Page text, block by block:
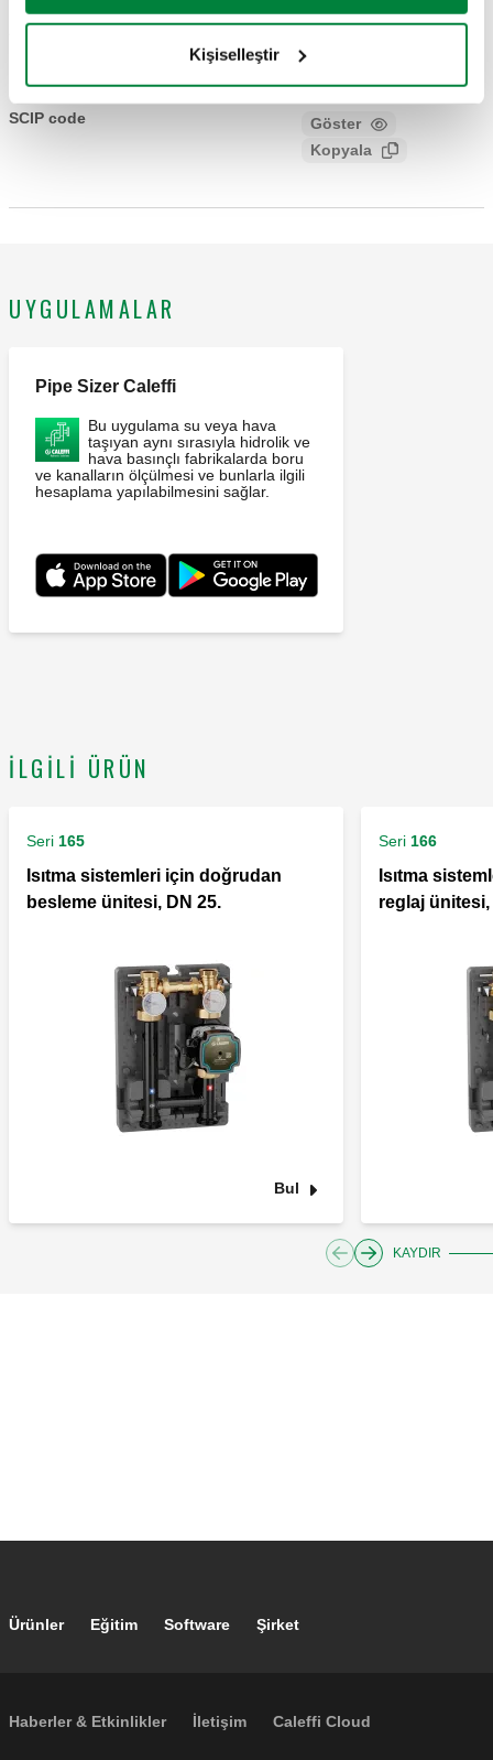
Kişiselleştir
Açıklama metni
CALEFFI, 550040. Kolektör, ısıtma ve soğutma sistemleri
için. 4 çıkışlı. Ana hat bağlantısı: G 1 1/2" A (ISO 228-1) E.
Çıkış bağlantısı: G 1 1/2" (ISO 228-1) D, 4 çıkışlı, sabit
SCIP code
Göster
Kopyala
UYGULAMALAR
Pipe Sizer Caleffi
Bu uygulama su veya hava
taşıyan aynı sırasıyla hidrolik ve
hava basınçlı fabrikalarda boru
ve kanalların ölçülmesi ve bunlarla ilgili
hesaplama yapılabilmesini sağlar.
İLGILI ÜRÜN
Seri 165
Isıtma sistemleri için doğrudan
besleme ünitesi, DN 25.
Bul
Seri 166
Isıtma
reglaj ünitesi,
KAYDIR
Footer main navigation
Ürünler Eğitim Software Şirket
Footer secondary navigation
Haberler & Etkinlikler İletişim Caleffi Cloud